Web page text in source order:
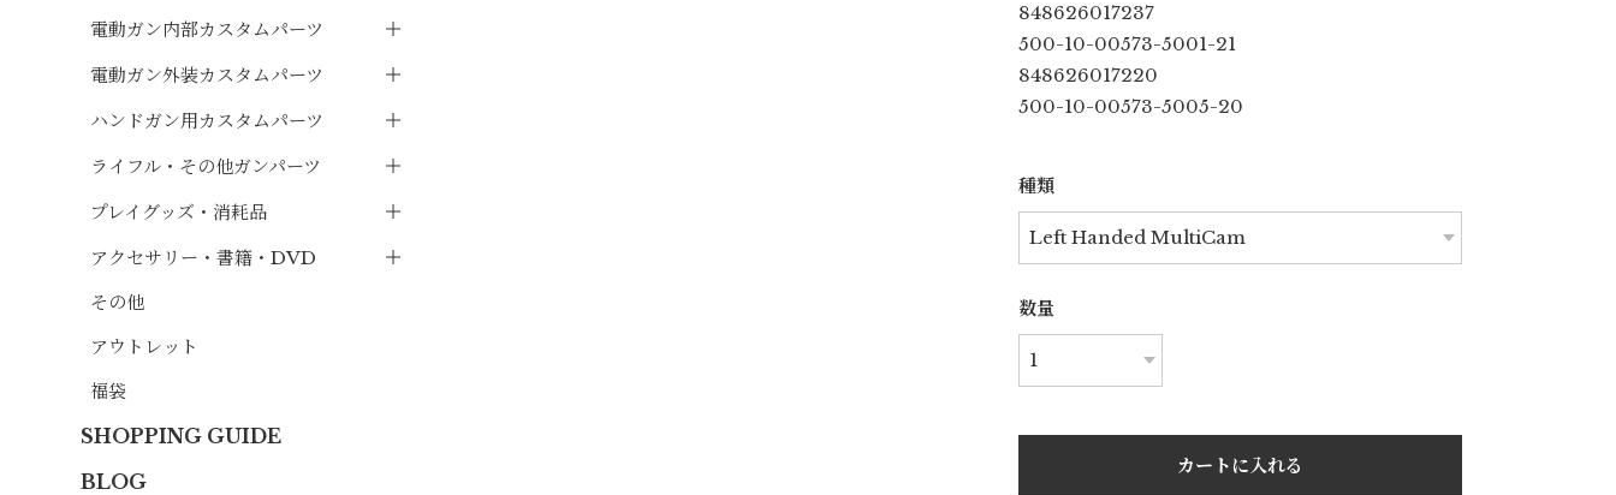
電動ガン内部カスタムパーツ
電動ガン外装カスタムパーツ
ハンドガン用カスタムパーツ
ライフル・その他ガンパーツ
プレイグッズ・消耗品
アクセサリー・書籍・DVD
その他
アウトレット
福袋
SHOPPING GUIDE
BLOG
848626017237
500-10-00573-5001-21
848626017220
500-10-00573-5005-20
種類
数量
カートに入れる